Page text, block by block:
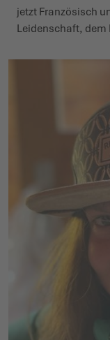
jetzt Französisch
Leidenschaft, dem